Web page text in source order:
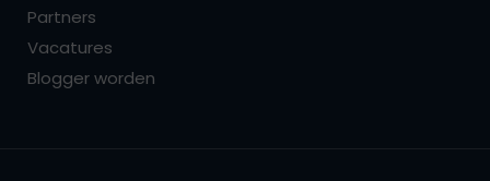
Partners
Vacatures
Blogger worden